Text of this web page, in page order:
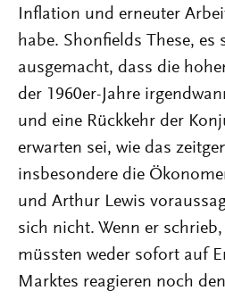
Inflation und erneuter
habe. Shonfields These, es
ausgemacht, dass die
der 1960er-Jahre
und eine Rückkehr der
erwarten sei, wie das
insbesondere die
und Arthur Lewis
sich nicht. Wenn er
müssten weder sofort auf
Marktes reagieren noch